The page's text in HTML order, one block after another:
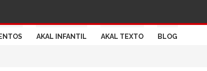
AKAL INFANTIL AKAL TEXTO BLOG